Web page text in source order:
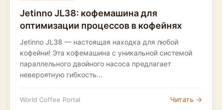
Jetinno JL38: кофемашина для
оптимизации процессов в кофейнях
Jetinno JL38 — настоящая находка для любой
кофейни! Эта кофемашина с уникальной системой
параллельного двойного насоса предлагает
невероятную гибкость...
World Coffee Portal Читать →